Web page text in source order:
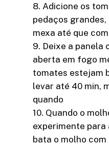
8. Adicione os
pedaços
mexa até que
9. Deixe a panela
aberta em fogo
tomates estejam
levar até 40 min,
quando
10. Quando o
experimente
bata o molho com